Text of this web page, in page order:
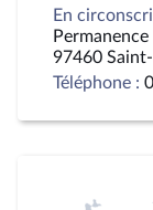
En
97460 Saint-
Téléphone :